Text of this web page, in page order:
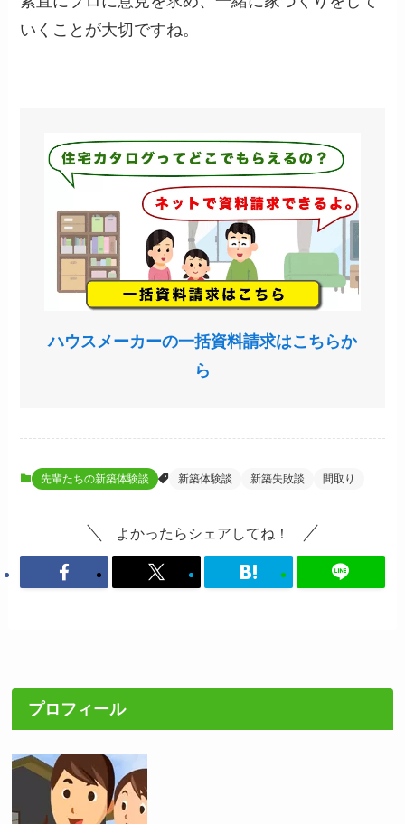
いくことが大切ですね。
ハウスメーカーの一括資料請求はこちらか
ら
先輩たちの新築体験談 新築体験談 新築失敗談 間取り
よかったらシェアしてね！
プロフィール